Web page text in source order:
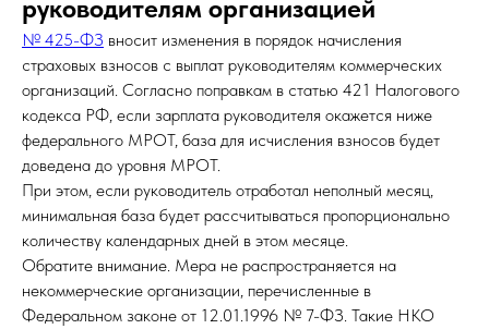
руководителям организацией
№ 425-ФЗ вносит изменения в порядок начисления
страховых взносов с выплат руководителям коммерческих
организаций. Согласно поправкам в статью 421 Налогового
кодекса РФ, если зарплата руководителя окажется ниже
федерального МРОТ, база для исчисления взносов будет
доведена до уровня МРОТ.
При этом, если руководитель отработал неполный месяц,
минимальная база будет рассчитываться пропорционально
количеству календарных дней в этом месяце.
Обратите внимание. Мера не распространяется на
некоммерческие организации, перечисленные в
Федеральном законе от 12.01.1996 № 7-ФЗ. Такие НКО